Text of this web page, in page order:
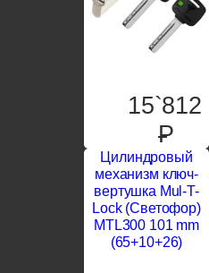
15`812
P
Цилиндровый
механизм ключ-
вертушка Mul-T-
Lock (Светофор)
MTL300 101 mm
(65+10+26)